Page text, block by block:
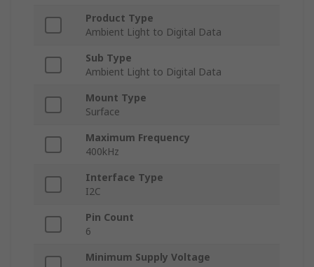
Product Type
Ambient Light to Digital Data
Sub Type
Ambient Light to Digital Data
Mount Type
Surface
Maximum Frequency
400kHz
Interface Type
I2C
Pin Count
6
Minimum Supply Voltage